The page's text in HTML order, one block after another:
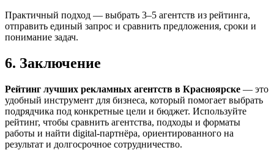
Практичный подход — выбрать 3–5 агентств из рейтинга,
отправить единый запрос и сравнить предложения, сроки и
понимание задач.
6. Заключение
Рейтинг лучших рекламных агентств в Красноярске — это
удобный инструмент для бизнеса, который помогает выбрать
подрядчика под конкретные цели и бюджет. Используйте
рейтинг, чтобы сравнить агентства, подходы и форматы
работы и найти digital-партнёра, ориентированного на
результат и долгосрочное сотрудничество.